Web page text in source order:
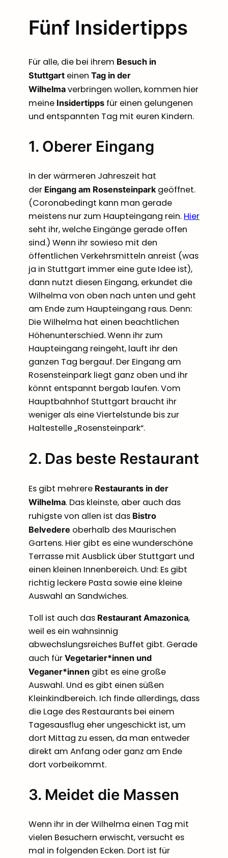
Fünf Insidertipps
Für alle, die bei ihrem Besuch in
Stuttgart einen Tag in der
Wilhelma verbringen wollen, kommen hier
meine Insidertipps für einen gelungenen
und entspannten Tag mit euren Kindern.
1. Oberer Eingang
In der wärmeren Jahreszeit hat
der Eingang am Rosensteinparkgeöffnet.
(Coronabedingt kann man gerade
meistens nur zum Haupteingang rein. Hier
seht ihr, welche Eingänge gerade offen
sind.) Wenn ihr sowieso mit den
öffentlichen Verkehrsmitteln anreist (was
ja in Stuttgart immer eine gute Idee ist),
dann nutzt diesen Eingang, erkundet die
Wilhelma von oben nach unten und geht
am Ende zum Haupteingang raus. Denn:
Die Wilhelma hat einen beachtlichen
Höhenunterschied. Wenn ihr zum
Haupteingang reingeht, lauft ihr den
ganzen Tag bergauf. Der Eingang am
Rosensteinpark liegt ganz oben und ihr
könnt entspannt bergab laufen. Vom
Hauptbahnhof Stuttgart braucht ihr
weniger als eine Viertelstunde bis zur
Haltestelle „Rosensteinpark“.
2. Das beste Restaurant
Es gibt mehrere Restaurants in der
Wilhelma. Das kleinste, aber auch das
ruhigste von allen ist das Bistro
Belvedere oberhalb des Maurischen
Gartens. Hier gibt es eine wunderschöne
Terrasse mit Ausblick über Stuttgart und
einen kleinen Innenbereich. Und: Es gibt
richtig leckere Pasta sowie eine kleine
Auswahl an Sandwiches.
Toll ist auch das Restaurant Amazonica,
weil es ein wahnsinnig
abwechslungsreiches Buffet gibt. Gerade
auch für Vegetarier*innen und
Veganer*innen gibt es eine große
Auswahl. Und es gibt einen süßen
Kleinkindbereich. Ich finde allerdings, dass
die Lage des Restaurants bei einem
Tagesausflug eher ungeschickt ist, um
dort Mittag zu essen, da man entweder
direkt am Anfang oder ganz am Ende
dort vorbeikommt.
3. Meidet die Massen
Wenn ihr in der Wilhelma einen Tag mit
vielen Besuchern erwischt, versucht es
mal in folgenden Ecken. Dort ist für